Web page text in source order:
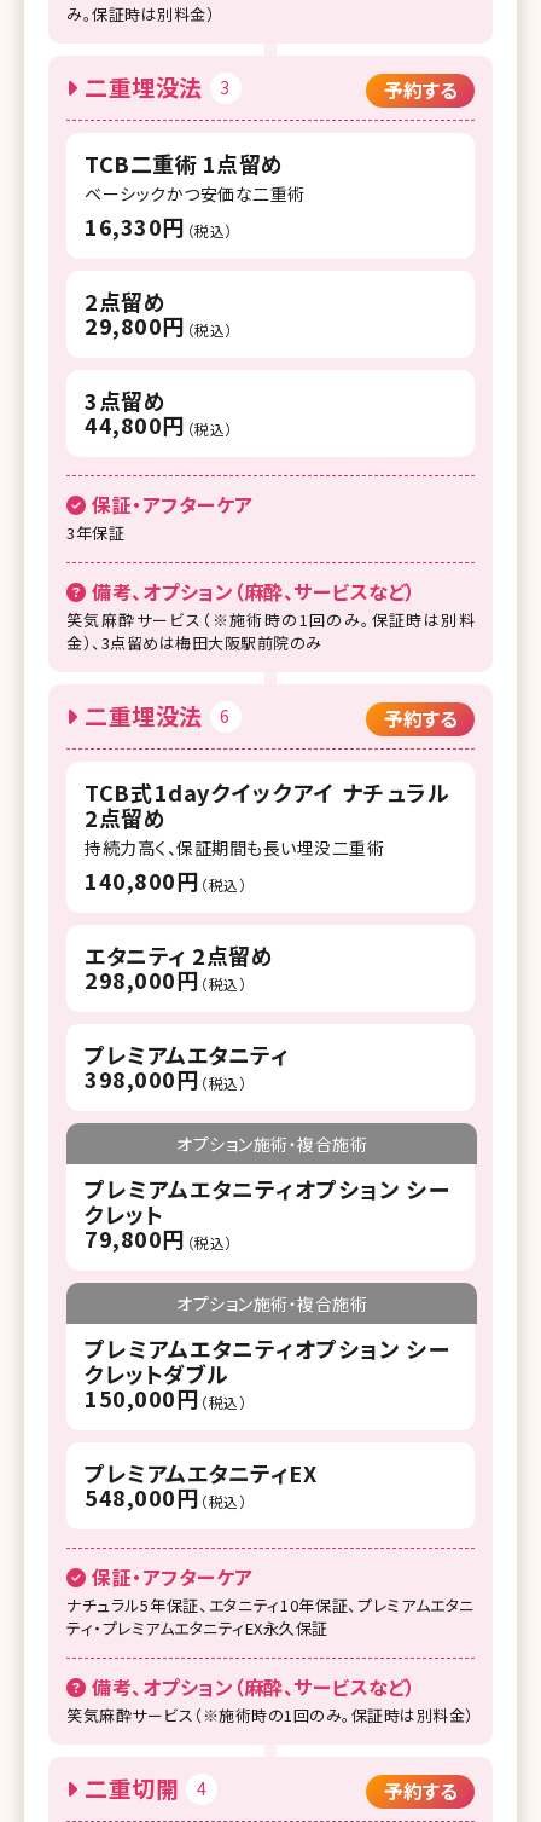
み。保証時は別料金）
二重埋没法 3 予約する
TCB二重術 1点留め
ベーシックかつ安価な二重術
16,330円 （税込）
2点留め
29,800円 （税込）
3点留め
44,800円 （税込）
保証・アフターケア
3年保証
備考、オプション（麻酔、サービスなど）
笑気麻酔サービス（※施術時の1回のみ。保証時は別料
金）、3点留めは梅田大阪駅前院のみ
二重埋没法 6 予約する
TCB式1dayクイックアイ ナチュラル
2点留め
持続力高く、保証期間も長い埋没二重術
140,800円 （税込）
エタニティ 2点留め
298,000円 （税込）
プレミアムエタニティ
398,000円 （税込）
オプション施術・複合施術
プレミアムエタニティオプション シー
クレット
79,800円 （税込）
オプション施術・複合施術
プレミアムエタニティオプション シー
クレットダブル
150,000円 （税込）
プレミアムエタニティEX
548,000円 （税込）
保証・アフターケア
ナチュラル5年保証、エタニティ10年保証、プレミアムエタニ
ティ・プレミアムエタニティEX永久保証
備考、オプション（麻酔、サービスなど）
笑気麻酔サービス（※施術時の1回のみ。保証時は別料金）
二重切開 4 予約する